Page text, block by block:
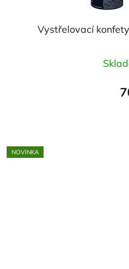
Vystřelovací
NOVINKA